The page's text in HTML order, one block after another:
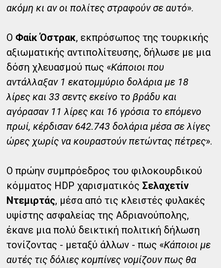
ακόμη κι αν οι πολίτες στραφούν σε αυτό».
Ο Φαίκ Όστρακ, εκπρόσωπος της τουρκικής
αξιωματικής αντιπολίτευσης, δήλωσε με μια
δόση χλευασμού πως «Κάποιοι που
αντάλλαξαν 1 εκατομμύριο δολάρια με 18
λίρες και 33 σεντς εκείνο το βράδυ και
αγόρασαν 11 λίρες και 16 γρόσια το επόμενο
πρωί, κέρδισαν 642.743 δολάρια μέσα σε λίγες
ώρες χωρίς να κουραστούν πετώντας πέτρες».
Ο πρώην συμπρόεδρος του φιλοκουρδικού
κόμματος HDP χαρισματικόςΣελαχετίν
Ντεμιρτάς, μέσα από τις κλειστές φυλακές
υψίστης ασφαλείας της Αδριανούπολης,
έκανε μια πολύ δεικτική πολιτική δήλωση
τονίζοντας - μεταξύ άλλων - πως «Κάποιοι με
αυτές τις δόλιες κομπίνες νομίζουν πως θα